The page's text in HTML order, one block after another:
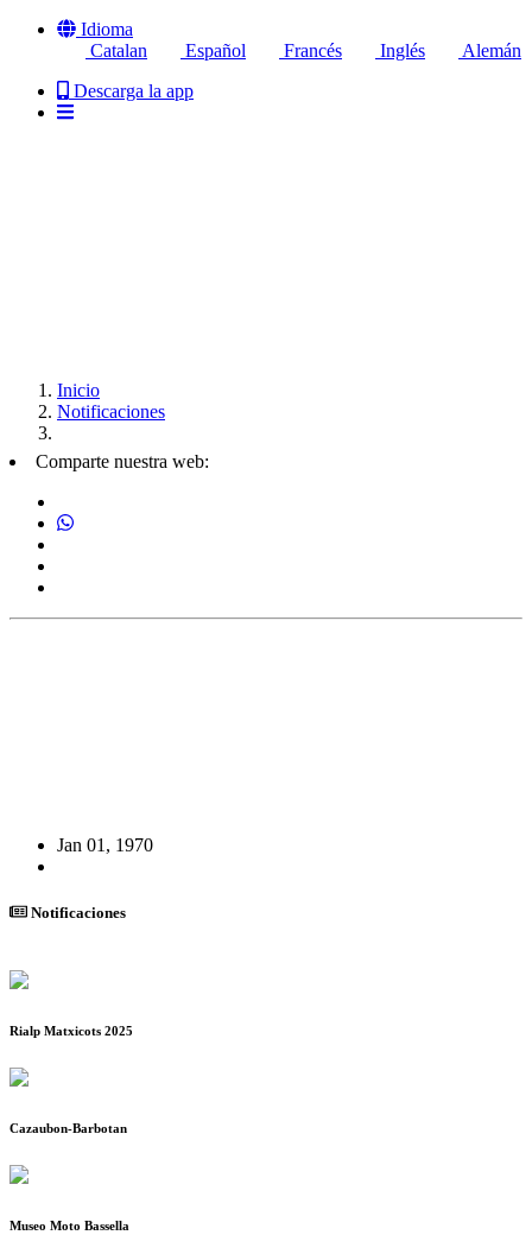
Idioma
Catalan
Español Francés Inglés
Alemán
Descarga la app
Inicio
Notificaciones
Comparte nuestra web:
Jan 01, 1970
Notificaciones
Rialp Matxicots 2025
Cazaubon-Barbotan
Museo Moto Bassella